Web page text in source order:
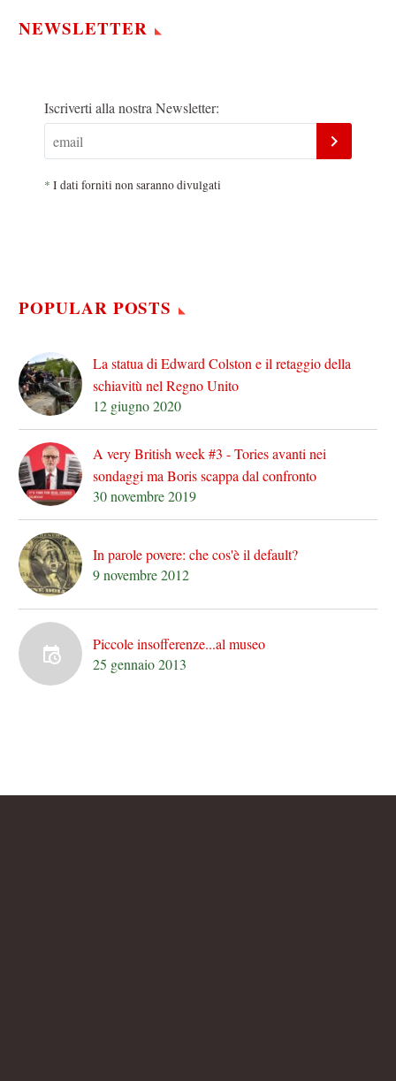
NEWSLETTER
Iscriverti alla nostra Newsletter:
* I dati forniti non saranno divulgati
POPULAR POSTS
La statua di Edward Colston e il retaggio della
schiavitù nel Regno Unito
12 giugno 2020
A very British week #3 - Tories avanti nei
sondaggi ma Boris scappa dal confronto
30 novembre 2019
In parole povere: che cos'è il default?
9 novembre 2012
Piccole insofferenze...al museo
25 gennaio 2013